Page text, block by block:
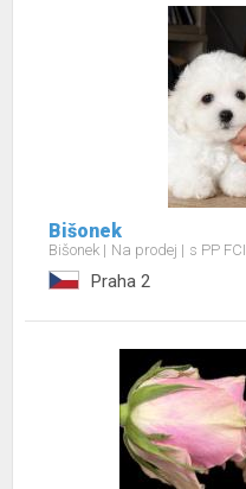
Bišonek
Bišonek Na prodej s PP FCI
Praha 2